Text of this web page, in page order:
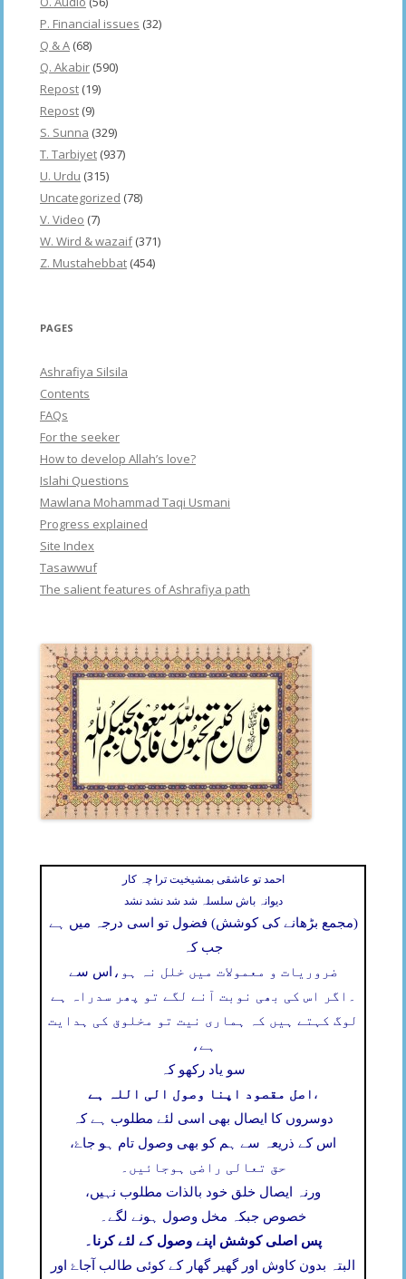
P. Financial issues (32)
Q & A (68)
Q. Akabir (590)
Repost (19)
Repost (9)
S. Sunna (329)
T. Tarbiyet (937)
U. Urdu (315)
Uncategorized (78)
V. Video (7)
W. Wird & wazaif(371)
Z. Mustahebbat (454)
PAGES
Ashrafiya Silsila
Contents
FAQs
For the seeker
How to develop Allah’s love?
Islahi Questions
Mawlana Mohammad Taqi Usmani
Progress explained
Site Index
Tasawwuf
The salient features of Ashrafiya path
احمد تو عاشقی بمشیخیت ترا چہ کار
دیوانہ باش سلسلہ شد شد نشد نشد
(مجمع بڑھانے کی کوشش) فضول تو اسی درجہ میں ہے
جب کہ
اس سے ضروریات و معمولات میں خلل نہ ہو،
اگر اس کی بھی نوبت آنے لگے تو پھر سدراہ ہے
لوگ کہتے ہیں کہ ہماری نیت تو مخلوق کی ہدایت
ہے،
سو یاد رکھو کہ
اصل مقصود اپنا وصول الی اللہ ہے ،
دوسروں کا ایصال بھی اسی لئے مطلوب ہے کہ
اس کے ذریعہ سے ہم کو بھی وصول تام ہو جاۓ،
حق تعالی راضی ہوجائیں۔
ورنہ ایصال خلق خود بالذات مطلوب نہیں،
خصوص جبکہ مخل وصول ہونے لگے۔
پس اصلی کوشش اپنے وصول کے لئے کرنا۔
البتہ بدون کاوش اور گھیر گھار کے کوئی طالب آجاۓ اور